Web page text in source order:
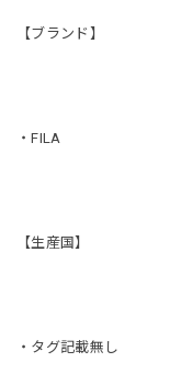
【ブランド】
・FILA
【生産国】
・タグ記載無し